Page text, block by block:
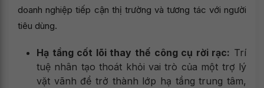
doanh nghiệp tiếp cận thị trường và tương tác với người
tiêu dùng.
Hạ tầng cốt lõi thay thế công cụ rời rạc: Trí
tuệ nhân tạo thoát khỏi vai trò của một trợ lý
vặt vãnh để trở thành lớp hạ tầng trung tâm,